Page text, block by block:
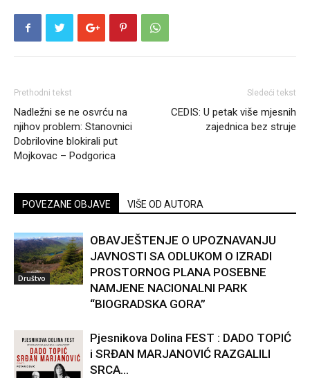
Prethodni tekst
Nadležni se ne osvrću na
njihov problem: Stanovnici
Dobrilovine blokirali put
Mojkovac – Podgorica
Sledeći tekst
CEDIS: U petak više mjesnih
zajednica bez struje
POVEZANE OBJAVE VIŠE OD AUTORA
Društvo
OBAVJEŠTENJE O UPOZNAVANJU
JAVNOSTI SA ODLUKOM O IZRADI
PROSTORNOG PLANA POSEBNE
NAMJENE NACIONALNI PARK
“BIOGRADSKA GORA”
Pjesnikova Dolina FEST : DADO TOPIĆ
i SRĐAN MARJANOVIĆ RAZGALILI
SRCA...